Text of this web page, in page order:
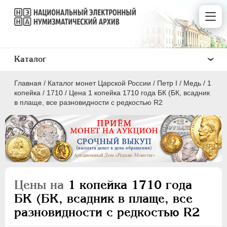
Главная / Каталог монет Царской России / Пeтр I / Медь / 1
копейка / 1710 / Цена 1 копейка 1710 года БК (БК, всадник
в плаще, все разновидности с редкостью R2
Цены на 1 копейка 1710 года
БК (БК, всадник в плаще, все
разновидности с редкостью R2
Каталог
ПEТР I 1699 - 1725
Серебро
Медь
5 копеек